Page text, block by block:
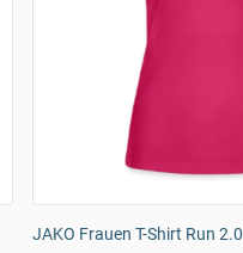
JAKO Frauen T-Shirt Run 2.0